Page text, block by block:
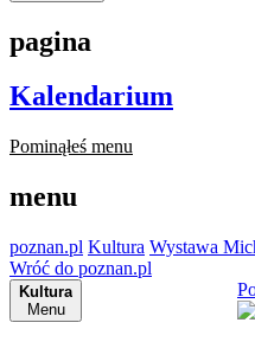
pagina
Kalendarium
Pominąłeś menu
menu
poznan.pl Kultura Wystawa
Wróć do poznan.pl
Kultura
Menu